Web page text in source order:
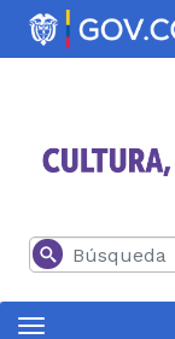
Pasar al contenido
Buscar